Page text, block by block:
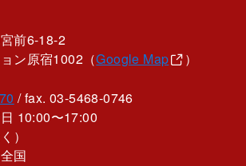
前6-18-2
ン原宿1002（Google Map ）
/ fax. 03-5468-0746
10:00〜17:00
）
国